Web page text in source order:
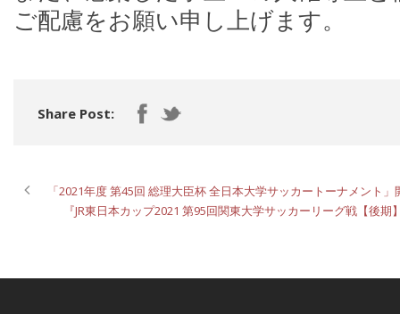
ご配慮をお願い申し上げます。
Share Post:
「2021年度 第45回 総理大臣杯 全日本大学サッカートーナメント
『JR東日本カップ2021 第95回関東大学サッカーリーグ戦【後